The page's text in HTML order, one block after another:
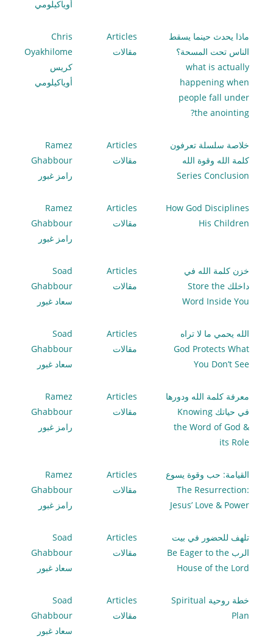
أوياكيلومي
ماذا يحدث حينما يسقط
الناس تحت المسحة؟
what is actually
happening when
people fall under
the anointing?
Articles
مقالات
Chris
Oyakhilome
كريس
أوياكيلومي
خلاصة سلسلة تعرفون
كلمة الله وقوة الله
Series Conclusion
Articles
مقالات
Ramez
Ghabbour
رامز غبور
How God Disciplines
His Children
Articles
مقالات
Ramez
Ghabbour
رامز غبور
خزن كلمة الله في
داخلك Store the
Word Inside You
Articles
مقالات
Soad
Ghabbour
سعاد غبور
الله يحمي ما لا تراه
God Protects What
You Don’t See
Articles
مقالات
Soad
Ghabbour
سعاد غبور
معرفة كلمة الله ودورها
في حياتك Knowing
the Word of God &
its Role
Articles
مقالات
Ramez
Ghabbour
رامز غبور
القيامة: حب وقوة يسوع
The Resurrection:
Jesus’ Love & Power
Articles
مقالات
Ramez
Ghabbour
رامز غبور
تلهف للحضور في بيت
الرب Be Eager to the
House of the Lord
Articles
مقالات
Soad
Ghabbour
سعاد غبور
خطة روحية Spiritual
Plan
Articles
مقالات
Soad
Ghabbour
سعاد غبور